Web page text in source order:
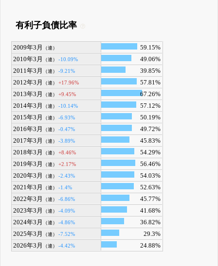
有利子負債比率
2009年3月 （連）
59.15%
2010年3月
（連） -10.09%
49.06%
2011年3月
（連） -9.21%
39.85%
2012年3月
（連） +17.96%
57.81%
2013年3月
（連） +9.45%
67.26%
2014年3月
（連） -10.14%
57.12%
2015年3月
（連） -6.93%
50.19%
2016年3月
（連） -0.47%
49.72%
2017年3月
（連） -3.89%
45.83%
2018年3月
（連） +8.46%
54.29%
2019年3月
（連） +2.17%
56.46%
2020年3月
（連） -2.43%
54.03%
2021年3月
（連） -1.4%
52.63%
2022年3月
（連） -6.86%
45.77%
2023年3月
（連） -4.09%
41.68%
2024年3月
（連） -4.86%
36.82%
2025年3月
（連） -7.52%
29.3%
2026年3月
（連） -4.42% 24.88%